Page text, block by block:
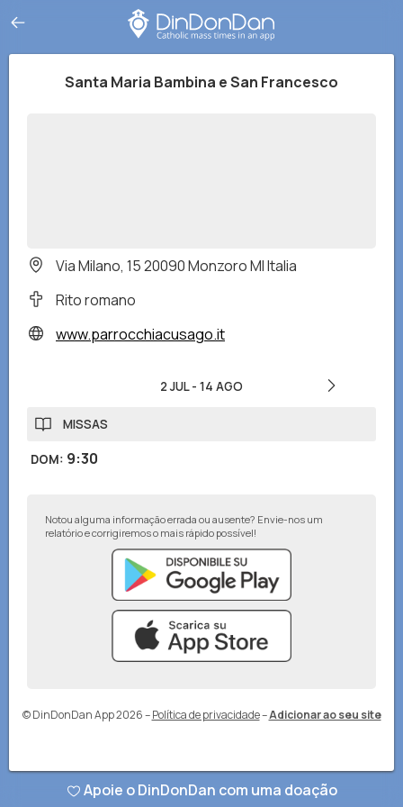
Santa Maria Bambina e San Francesco
Via Milano, 15 20090 Monzoro MI Italia
Rito romano
www.parrocchiacusago.it
2 JUL- 14 AGO
MISSAS
DOM: 9:30
Notou alguma informação errada ou ausente? Envie-nos um
relatório e corrigiremos o mais rápido possível!
© DinDonDan App 2026– Política de privacidade–Adicionar ao seu site
Apoie o DinDonDan com uma doação